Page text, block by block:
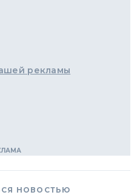
рекламы
НОВОСТЬЮ